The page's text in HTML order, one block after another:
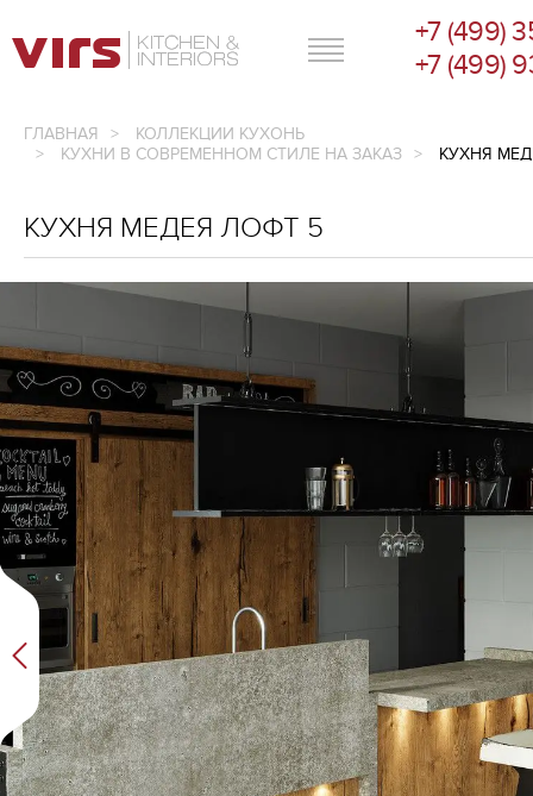
ГЛАВНОЕ МЕНЮ
+7 (499)
+7 (499)
ГЛАВНАЯ
КОЛЛЕКЦИИ КУХОНЬ
КУХНИ В СОВРЕМЕННОМ СТИЛЕ НА ЗАКАЗ
КУХНЯ
КУХНЯ МЕДЕЯ ЛОФТ 5